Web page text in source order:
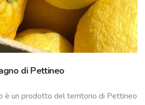
di Pettineo
è un prodotto del territorio di Pettineo